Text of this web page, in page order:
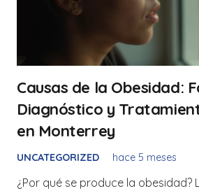
Causas de la Obesidad:
Diagnóstico y
en Monterrey
UNCATEGORIZED hace 5 meses
¿Por qué se produce la obesidad?